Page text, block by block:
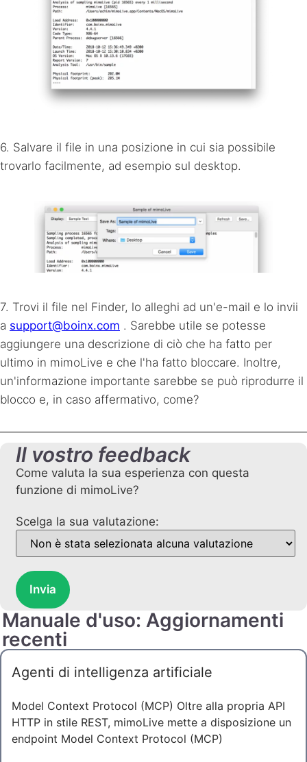
6. Salvare il file in una posizione in cui sia possibile
trovarlo facilmente, ad esempio sul desktop.
7. Trovi il file nel Finder, lo alleghi ad un'e-mail e lo invii
a support@boinx.com . Sarebbe utile se potesse
aggiungere una descrizione di ciò che ha fatto per
ultimo in mimoLive e che l'ha fatto bloccare. Inoltre,
un'informazione importante sarebbe se può riprodurre il
blocco e, in caso affermativo, come?
Il vostro feedback
Come valuta la sua esperienza con questa
funzione di mimoLive?
Scelga la sua valutazione:
Invia
Manuale d'uso: Aggiornamenti
recenti
Agenti di intelligenza artificiale
Model Context Protocol (MCP) Oltre alla propria API
HTTP in stile REST, mimoLive mette a disposizione un
endpoint Model Context Protocol (MCP)